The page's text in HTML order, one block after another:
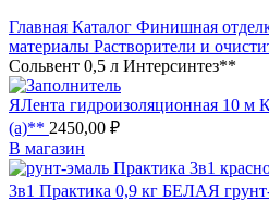
Главная Каталог Финишная
материалы Растворители и
Сольвент 0,5 л Интерсинтез**
ЯЛента гидроизоляционная 10
(а)** 2450,00 ₽
В магазин
3в1 Практика 0,9 кг БЕЛАЯ